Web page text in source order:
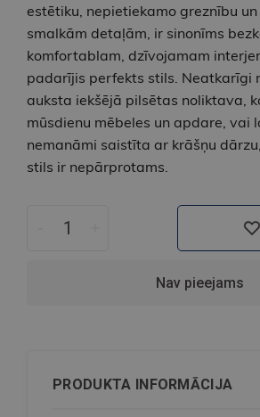
estētiku, nepietiekamo greznību
smalkām detaļām, ir sinonīms
komfortablam, dzīvojamam
padarījis perfekts stils. Neatkarīgi
auksta iekšējā pilsētas noliktava,
mūsdienu mēbeles un apdare, vai
nemanāmi saistīta ar krāšņu
stils ir nepārprotams.
Nav pieejams
PRODUKTA INFORMĀCIJA